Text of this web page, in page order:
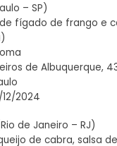
– SP)
fígado de frango e
de Albuquerque,
2024
de Janeiro – RJ)
de cabra, salsa